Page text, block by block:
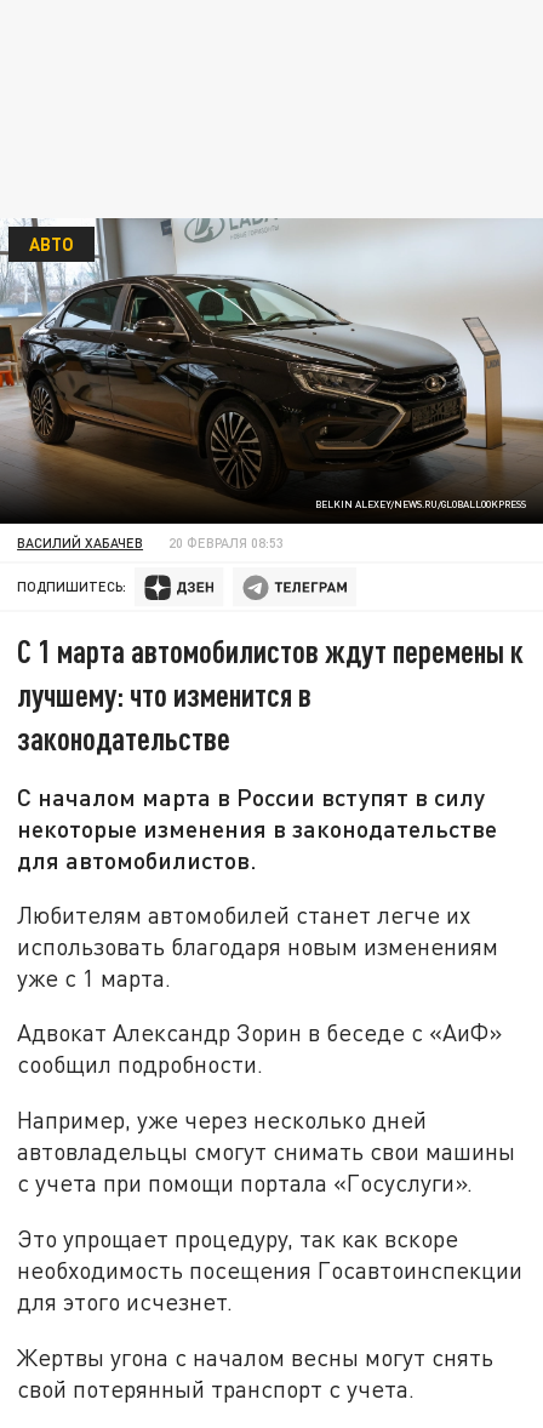
BELKIN ALEXEY/NEWS.RU/GLOBALLOOKPRESS
АВТО
ВАСИЛИЙ ХАБАЧЕВ 20 ФЕВРАЛЯ 08:53
ПОДПИШИТЕСЬ:
С 1 марта автомобилистов ждут перемены к
лучшему: что изменится в
законодательстве
С началом марта в России вступят в силу
некоторые изменения в законодательстве
для автомобилистов.
Любителям автомобилей станет легче их
использовать благодаря новым изменениям
уже с 1 марта.
Адвокат Александр Зорин в беседе с «АиФ»
сообщил подробности.
Например, уже через несколько дней
автовладельцы смогут снимать свои машины
с учета при помощи портала «Госуслуги».
Это упрощает процедуру, так как вскоре
необходимость посещения Госавтоинспекции
для этого исчезнет.
Жертвы угона с началом весны могут снять
свой потерянный транспорт с учета.